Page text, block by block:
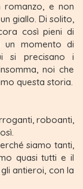
romanzo, e non
giallo. Di solito,
così pieni di
un momento di
si precisano i
noi che
questa storia.
roboanti,
siamo tanti,
quasi tutti e il
antieroi, con la